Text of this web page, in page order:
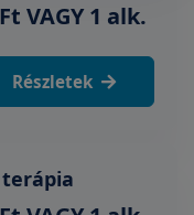
VAGY 1 alk.
Részletek